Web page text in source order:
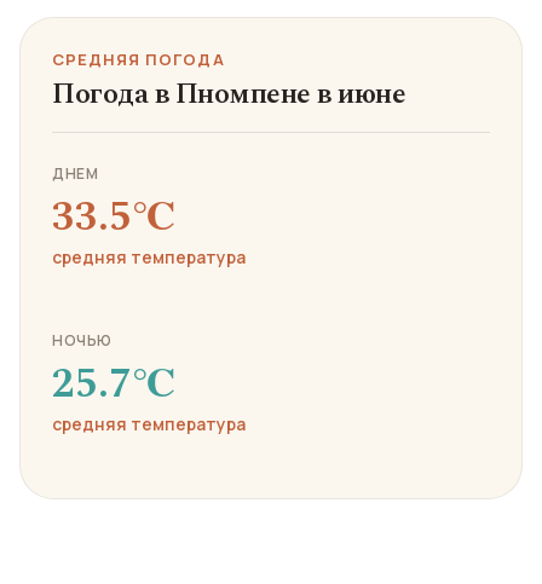
СРЕДНЯЯ ПОГОДА
Погода в Пномпене в июне
ДНЕМ
33.5℃
средняя температура
НОЧЬЮ
25.7℃
средняя температура